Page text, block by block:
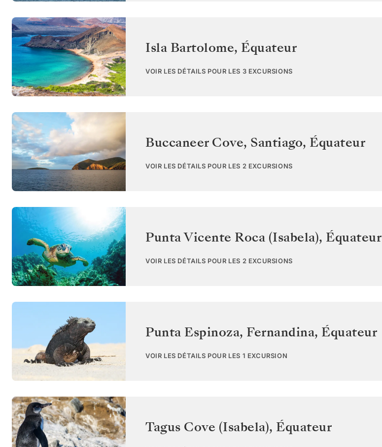
Isla Bartolome, Équateur
VOIR LES DÉTAILS POUR LES 3 EXCURSIONS
Buccaneer Cove, Santiago, Équateur
VOIR LES DÉTAILS POUR LES 2 EXCURSIONS
Punta Vicente Roca (Isabela), Équateur
VOIR LES DÉTAILS POUR LES 2 EXCURSIONS
Punta Espinoza, Fernandina, Équateur
VOIR LES DÉTAILS POUR LES 1 EXCURSION
Tagus Cove (Isabela), Équateur